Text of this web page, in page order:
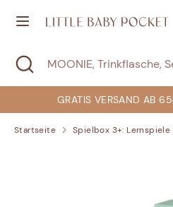
zum
SuchenMOONIE,
Sensorik...
Suchen
Trinkflasche,
Sensorik...
Suche
schließen
GRATIS VERSAND AB
Startseite Spielbox 3+: Lernspiele